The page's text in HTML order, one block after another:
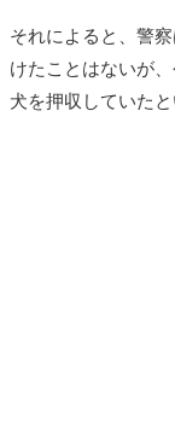
それによると、警
けたことはないが
犬を押収していたと